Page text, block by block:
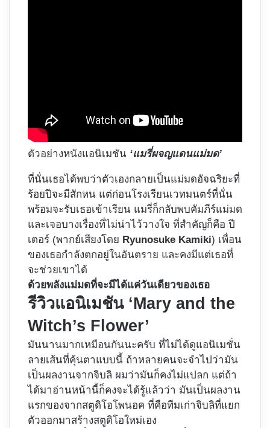
ตัวอย่างหนังแอนิเมชัน ‘แมรี่ผจญแดนแม่มด’
ที่นั่นเธอได้พบว่าตัวเองกลายเป็นแม่มดอัจฉริยะที่
ร้อยปีจะมีสักหน แต่ก่อนโรงเรียนเวทมนตร์ที่นั่น
พร้อมจะรับเธอเข้าเรียน แมรี่ก็กลับพบคัมภีร์แม่มด
และเจอบางเรื่องที่ไม่น่าไว้วางใจ ที่สำคัญก็คือ ปี
เตอร์ (พากย์เสียงโดย Ryunosuke Kamiki) เพื่อน
ของเธอกำลังตกอยู่ในอันตราย และคงมีแต่เธอที่
จะช่วยเขาได้
ด้วยพลังแม่มดที่จะมีได้แค่วันเดียวของเธอ
รีวิวแอนิเมชัน ‘Mary and the
Witch’s Flower’
มันนานมากเหมือนกันนะครับ ที่ไม่ได้ดูแอนิเมชั่น
ลายเส้นที่คุ้นตาแบบนี้ ถ้าหลายคนจะจำไปว่ามัน
เป็นผลงานจากจิบลิ ผมว่ามันก็คงไม่แปลก แต่ถ้า
ได้มาอ่านหน้านี้ก็คงจะได้รู้แล้วว่า มันเป็นผลงาน
แรกของจากสตูดิโอโพนอค ที่คือทีมเก่าจิบลิที่แยก
ตัวออกมาสร้างสตูดิโอใหม่เอง